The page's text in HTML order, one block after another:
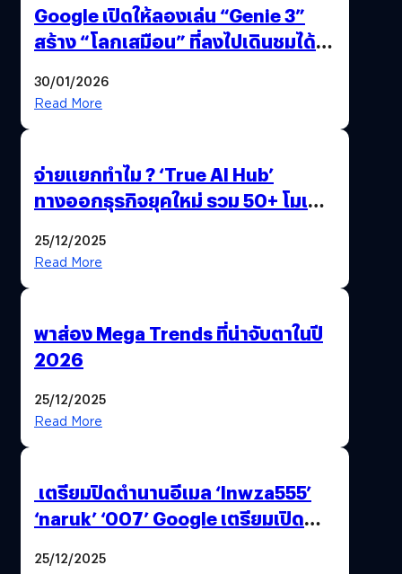
Google เปิดให้ลองเล่น “Genie 3”
สร้าง “โลกเสมือน” ที่ลงไปเดินชมได้
30/01/2026
Read More
จ่ายแยกทำไม ? ‘True AI Hub’
ทางออกธุรกิจยุคใหม่ รวม 50+ โมเดล
25/12/2025
Read More
พาส่อง Mega Trends ที่น่าจับตาในปี
2026
25/12/2025
Read More
เตรียมปิดตำนานอีเมล ‘lnwza555’
‘naruk’ ‘007’ Google เตรียมเปิด
25/12/2025